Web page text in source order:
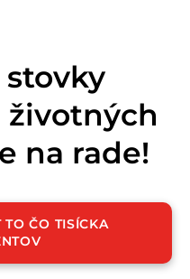
stovky
na rade!
TO ČO TISÍCKA